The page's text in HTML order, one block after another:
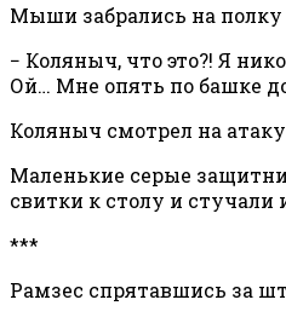
Мыши забрались на полку
− Коляныч, что это?! Я
Ой… Мне опять по башке
Коляныч смотрел на
Маленькие серые
свитки к столу и
***
Рамзес спрятавшись за